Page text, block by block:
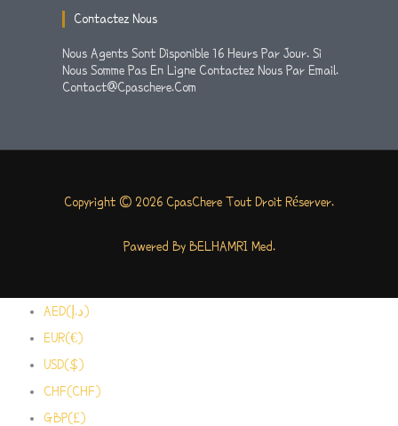
Contactez Nous
Nous Agents Sont Disponible 16 Heurs Par Jour. Si
Nous Somme Pas En Ligne Contactez Nous Par Email.
Contact@cpaschere.com
Copyright © 2026 CpasChere Tout Droit Réserver.
Pawered By BELHAMRI Med.
AED(د.إ)
EUR(€)
USD($)
CHF(CHF)
GBP(£)